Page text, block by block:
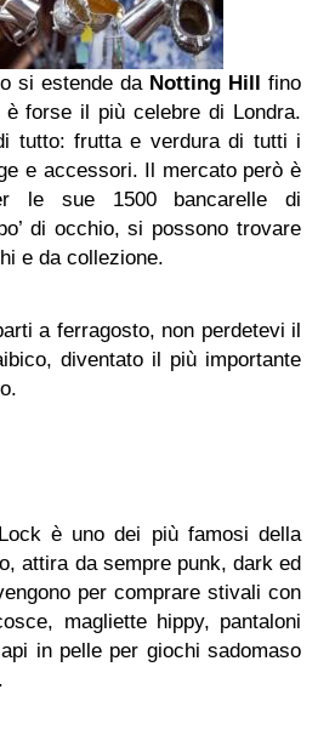
si estende da Notting Hill fino
forse il più celebre di Londra.
tutto: frutta e verdura di tutti i
e accessori. Il mercato però è
le sue 1500 bancarelle di
di occhio, si possono trovare
e da collezione.
a ferragosto, non perdetevi il
diventato il più importante
è uno dei più famosi della
attira da sempre punk, dark ed
per comprare stivali con
magliette hippy, pantaloni
in pelle per giochi sadomaso